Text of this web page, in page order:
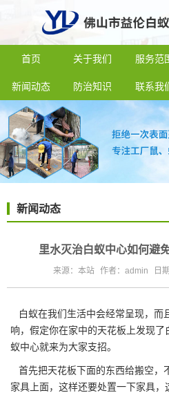
首页 关于我们 服务范
新闻动态 防治知识 联系我
新闻动态
里水灭治白蚁中心如何避
来源：本站 作者：admin 日
白蚁在我们生活中会经常呈现，而
响，假定你在家中的天花板上发现了
蚁中心就来为大家支招。
首先把天花板下面的东西给搬空，
家具上面，这样还要处置一下家具